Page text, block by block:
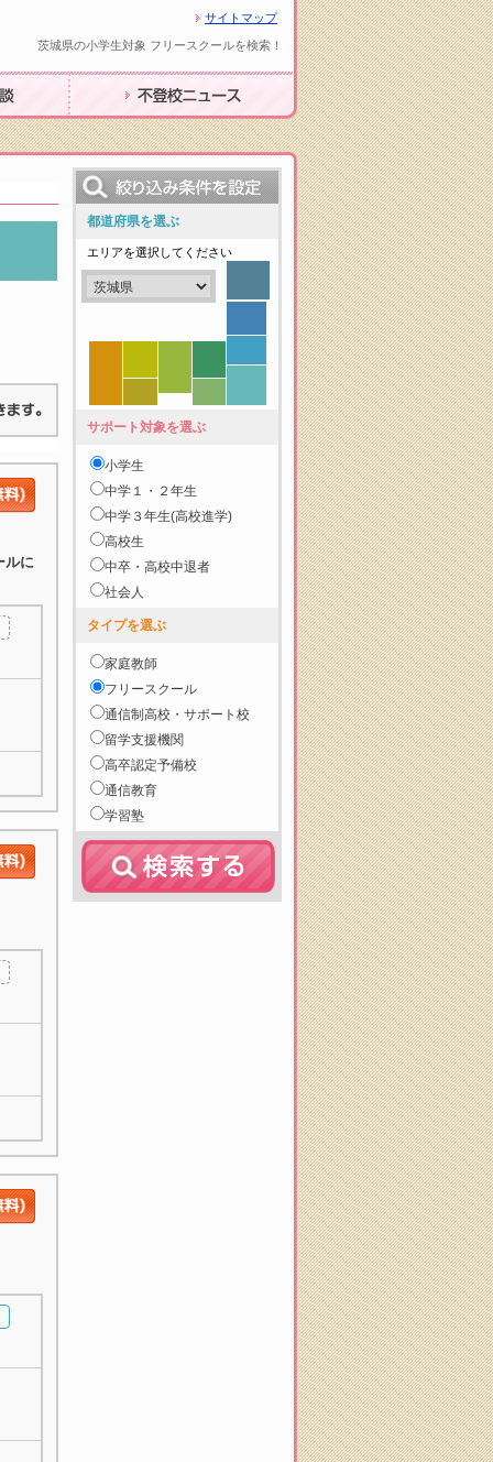
サイトマップ
茨城県の小学生対象 フリースクールを検索！
不登校ニュース
ルに
都道府県を選ぶ
エリアを選択してください
サポート対象を選ぶ
小学生
中学１・２年生
中学３年生(高校進学)
高校生
中卒・高校中退者
社会人
タイプを選ぶ
家庭教師
フリースクール
通信制高校・サポート校
留学支援機関
高卒認定予備校
通信教育
学習塾